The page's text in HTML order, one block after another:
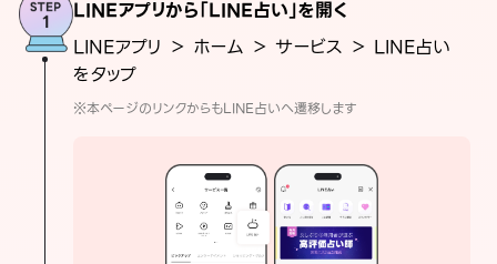
LINEアプリから「LINE占い」を開く
LINEアプリ ＞ ホーム ＞ サービス ＞ LINE占い
をタップ
※本ページのリンクからもLINE占いへ遷移します